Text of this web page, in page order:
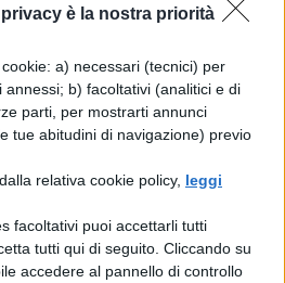
privacy è la nostra priorità
a) necessari (tecnici) per
annessi; b) facoltativi (analitici e di
parti, per mostrarti annunci
tue abitudini di navigazione) previo
relativa cookie policy, leggi
facoltativi puoi accettarli tutti
tutti qui di seguito. Cliccando su
accedere al pannello di controllo
lavoro o in qualche altro
e cercati da persone di cui
nome! Ma nonimporta. Noi
a cercare ovunque l’uomo
vita. Tanto lo dicono tutti: “Chi
se trovi senza cercare, stai